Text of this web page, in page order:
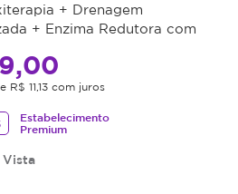
+ Drenagem
+ Enzima Redutora com
R$ 11,13 com juros
Estabelecimento
Premium
Vista